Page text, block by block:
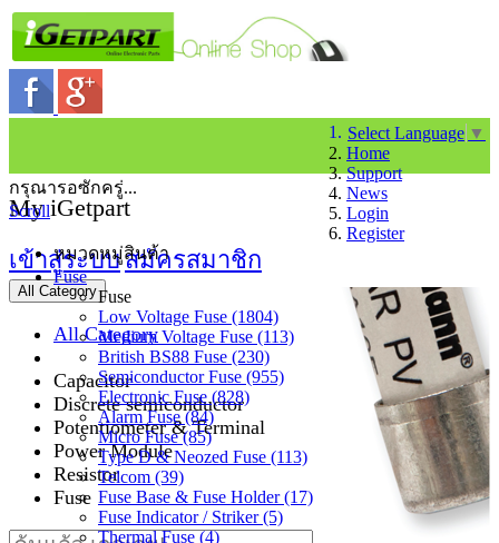
Select Language ▼
Home
Support
News
Login
Register
My iGetpart
เข้าสู่ระบบสมัครสมาชิก
All Category
All Category
Capacitor
Discrete semiconductor
Potentiometer & Terminal
Power Module
Resistor
Fuse
กรุณารอซักครู่...
Scroll
หมวดหมู่สินค้า
Fuse
Fuse
Low Voltage Fuse (1804)
Medium Voltage Fuse (113)
British BS88 Fuse (230)
Semiconductor Fuse (955)
Electronic Fuse (828)
Alarm Fuse (84)
Micro Fuse (85)
Type D & Neozed Fuse (113)
Telcom (39)
Fuse Base & Fuse Holder (17)
Fuse Indicator / Striker (5)
Thermal Fuse (4)